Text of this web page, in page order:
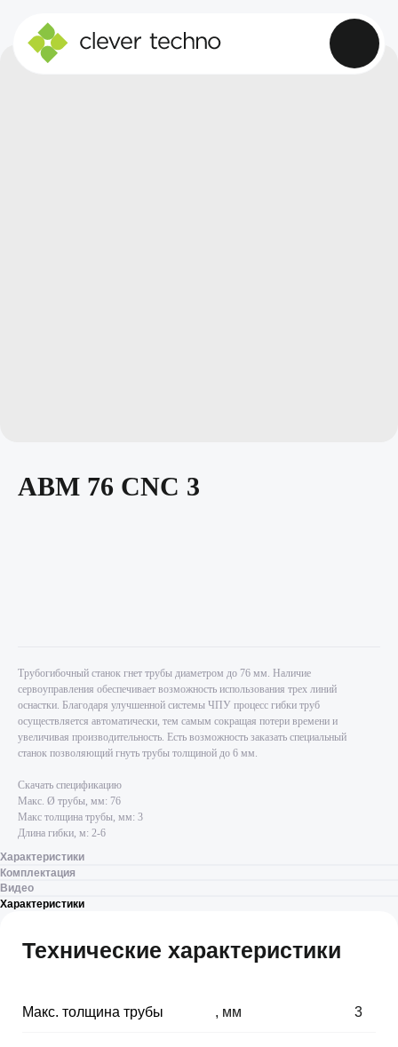
ABM 76 CNC 3
Трубогибочный станок гнет трубы диаметром до 76 мм. Наличие
сервоуправления обеспечивает возможность использования трех линий
оснастки. Благодаря улучшенной системы ЧПУ процесс гибки труб
осуществляется автоматически, тем самым сокращая потери времени и
увеличивая производительность. Есть возможность заказать специальный
станок позволяющий гнуть трубы толщиной до 6 мм.
Скачать спецификацию
Макс. Ø трубы, мм: 76
Макс толщина трубы, мм: 3
Длина гибки, м: 2-6
Характеристики
Комплектация
Видео
Характеристики
Технические характеристики
Макс. толщина трубы , мм 3